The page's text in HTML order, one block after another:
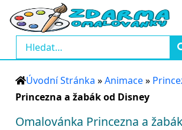
Úvodní Stránka »Animace»
Princezna a žabák od Disney
Omalovánka Princezna a